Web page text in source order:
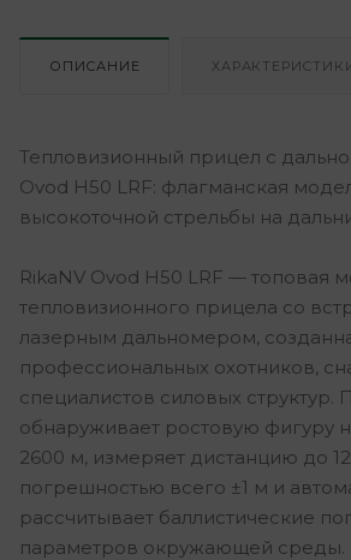
ОПИСАНИЕ
Тепловизионный прицел с
Ovod H50 LRF: флагманская
высокоточной стрельбы на
RikaNV Ovod H50 LRF — топовая
тепловизионного прицела со
лазерным дальномером,
профессиональных охотников,
специалистов силовых структур.
обнаруживает ростовую фигуру
2600 м, измеряет дистанцию до
погрешностью всего ±1 м и
рассчитывает баллистические
параметров окружающей среды.